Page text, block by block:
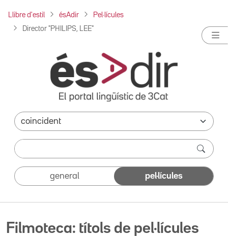
Llibre d'estil ésAdir Pel·lícules
Director "PHILIPS, LEE"
general pel·lícules
Filmoteca: títols de pel·lícules